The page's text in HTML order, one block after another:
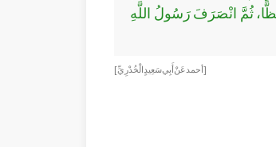
ثُمَّ انْصَرَفَ رَسُولُ اللَّهِ
[ أحمد عَنْ أَبِي سَعِيدٍ الْخُدْرِيِّ ]